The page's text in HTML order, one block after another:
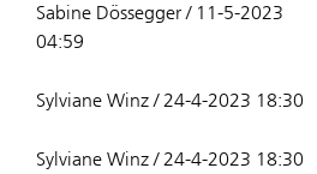
Sabine Dössegger / 11-5-2023
04:59
Sylviane Winz / 24-4-2023 18:30
Sylviane Winz / 24-4-2023 18:30